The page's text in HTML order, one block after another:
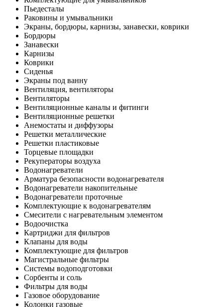
Пьедесталы
Раковины и умывальники
Экраны, бордюры, карнизы, занавески, коврики
Бордюры
Занавески
Карнизы
Коврики
Сиденья
Экраны под ванну
Вентиляция, вентиляторы
Вентиляторы
Вентиляционные каналы и фитинги
Вентиляционные решетки
Анемостаты и диффузоры
Решетки металлические
Решетки пластиковые
Торцевые площадки
Рекуператоры воздуха
Водонагреватели
Арматура безопасности водонагревателя
Водонагреватели накопительные
Водонагреватели проточные
Комплектующие к водонагревателям
Смесители с нагревательным элементом
Водоочистка
Картриджи для фильтров
Клапаны для воды
Комплектующие для фильтров
Магистральные фильтры
Системы водоподготовки
Сорбенты и соль
Фильтры для воды
Газовое оборудование
Колонки газовые